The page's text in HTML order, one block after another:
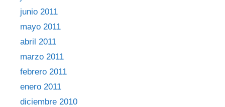
junio 2011
mayo 2011
abril 2011
marzo 2011
febrero 2011
enero 2011
diciembre 2010